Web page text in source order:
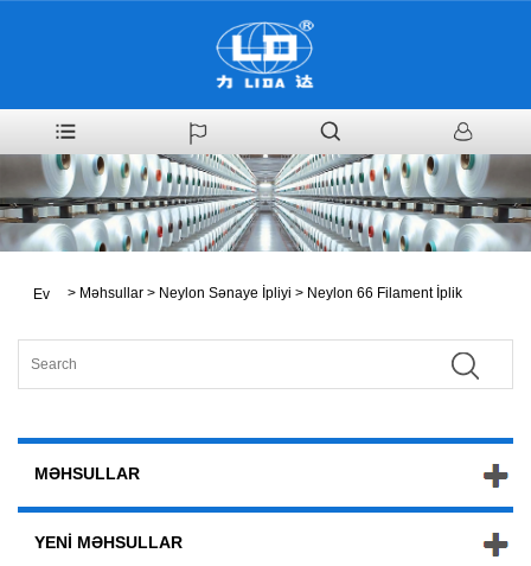
Ev > Məhsullar > Neylon Sənaye İpliyi > Neylon 66 Filament İplik
MƏHSULLAR
YENI MƏHSULLAR